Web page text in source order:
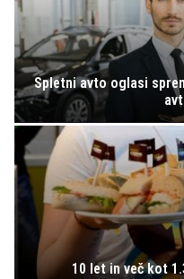
Spletni avto oglasi
10 let in več kot